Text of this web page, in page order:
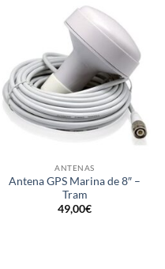
ANTENAS
Antena GPS Marina de 8″ –
Tram
49,00€